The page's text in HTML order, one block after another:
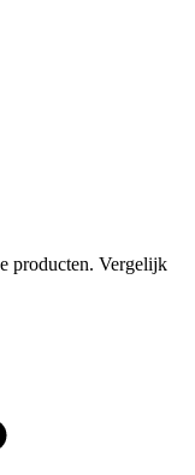
producten. Vergelijk